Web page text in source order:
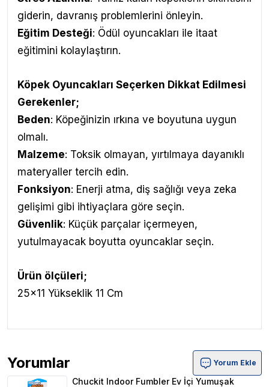
giderin, davranış problemlerini önleyin.
Eğitim Desteği: Ödül oyuncakları ile itaat
eğitimini kolaylaştırın.
Köpek Oyuncakları Seçerken Dikkat Edilmesi
Gerekenler;
Beden: Köpeğinizin ırkına ve boyutuna uygun
olmalı.
Malzeme: Toksik olmayan, yırtılmaya dayanıklı
materyaller tercih edin.
Fonksiyon: Enerji atma, diş sağlığı veya zeka
gelişimi gibi ihtiyaçlara göre seçin.
Güvenlik: Küçük parçalar içermeyen,
yutulmayacak boyutta oyuncaklar seçin.
Ürün ölçüleri;
25x11 Yükseklik 11 Cm
Yorumlar
Chuckit Indoor Fumbler Ev İçi Yumuşak Köpek Oyun
Yorum Ekle
Chuckit Indoor Fumbler Ev İçi Yumuşak